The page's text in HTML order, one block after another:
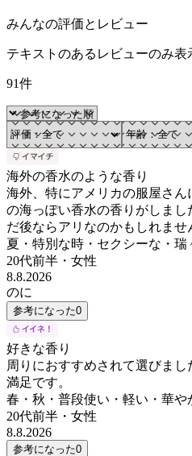
みんなの評価とレビュー
テキストのあるレビューのみ表
91件
海外の香水のような香り
海外、特にアメリカの服屋さ
の海っぽい香水の香りがしま
だ後ならアリなのかもしれませ
夏・特別な時・セクシーな・瑞
20代前半 ・ 女性
8.8.2026
のに
参考になった0
好きな香り
周りにおすすめされて選びま
満足です。
春・秋・普段使い・軽い・華や
20代前半 ・ 女性
8.8.2026
参考になった0